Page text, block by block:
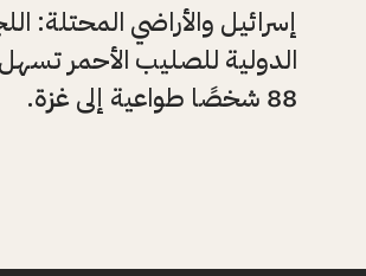
إسرائيل والأراضي المحتلة:
الدولية للصليب الأحمر
88 شخصًا طواعية إلى غزة.